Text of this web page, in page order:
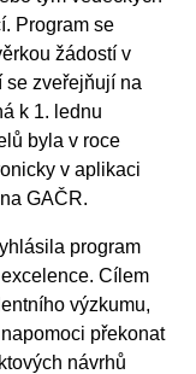
Program se
žádostí v
se zveřejňují na
k 1. lednu
byla v roce
v aplikaci
GAČR.
program
Cílem
výzkumu,
překonat
návrhů